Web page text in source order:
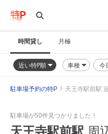
時間貸し 月極
近い特P順 車種 今
駐車場予約の特P 天王寺駅前駅
駐車場が50件見つかりました！